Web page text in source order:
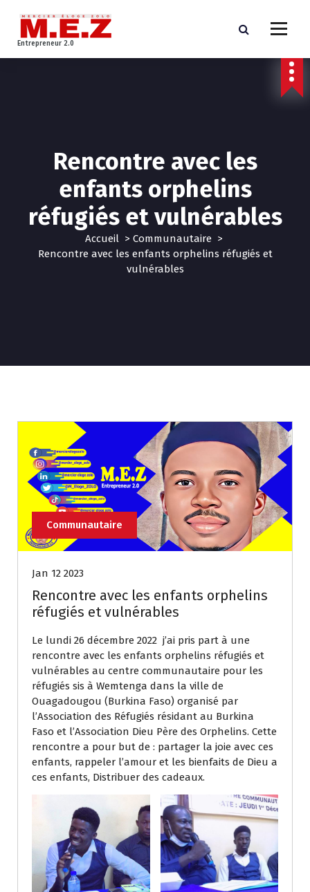
Entrepreneur 2.0
Rencontre avec les
enfants orphelins
réfugiés et vulnérables
Accueil > Communautaire>
Rencontre avec les enfants orphelins réfugiés et
vulnérables
Communautaire
Jan 12 2023
Rencontre avec les enfants orphelins
réfugiés et vulnérables
Le lundi 26 décembre 2022 j’ai pris part à une
rencontre avec les enfants orphelins réfugiés et
vulnérables au centre communautaire pour les
réfugiés sis à Wemtenga dans la ville de
Ouagadougou (Burkina Faso) organisé par
l’Association des Réfugiés résidant au Burkina
Faso et l’Association Dieu Père des Orphelins. Cette
rencontre a pour but de : partager la joie avec ces
enfants, rappeler l’amour et les bienfaits de Dieu a
ces enfants, Distribuer des cadeaux.